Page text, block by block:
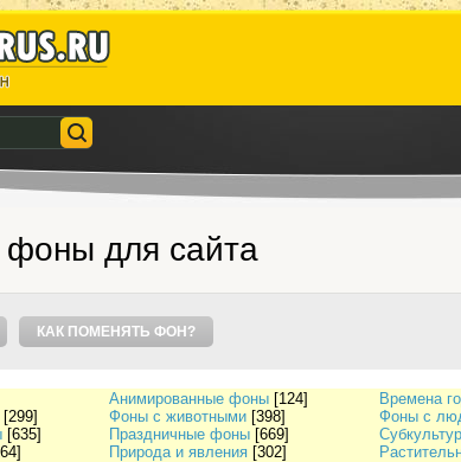
для сайта
КАК ПОМЕНЯТЬ ФОН?
Анимированные фоны [124] Времена
[299] Фоны с животными [398] Фоны с
[635] Праздничные фоны [669]
Природа и явления [302]